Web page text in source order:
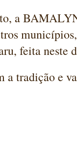
a
feita neste
a tradição e